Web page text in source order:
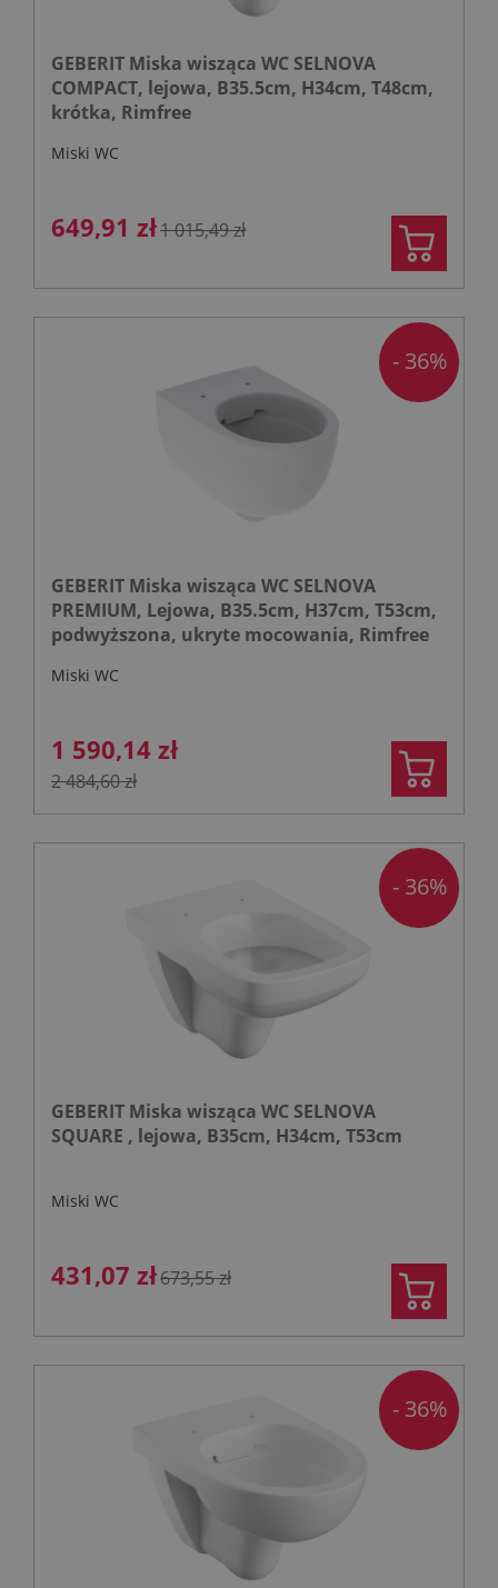
GEBERIT Miska wisząca WC SELNOVA
COMPACT, lejowa, B35.5cm, H34cm, T48cm,
krótka, Rimfree
Miski WC
649,91 zł1 015,49 zł
GEBERIT Miska wisząca WC SELNOVA
PREMIUM, Lejowa, B35.5cm, H37cm, T53cm,
podwyższona, ukryte mocowania, Rimfree
Miski WC
1 590,14 zł
2 484,60 zł
- 36%
GEBERIT Miska wisząca WC SELNOVA
SQUARE , lejowa, B35cm, H34cm, T53cm
Miski WC
431,07 zł673,55 zł
- 36%
- 36%